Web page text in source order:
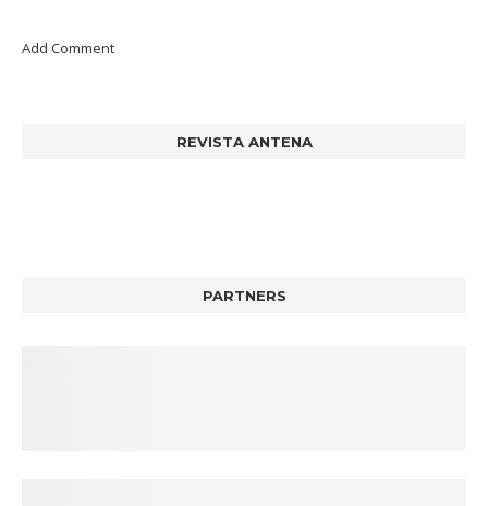
Add Comment
REVISTA ANTENA
PARTNERS